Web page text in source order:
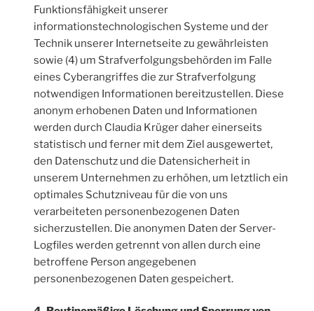
Funktionsfähigkeit unserer
informationstechnologischen Systeme und der
Technik unserer Internetseite zu gewährleisten
sowie (4) um Strafverfolgungsbehörden im Falle
eines Cyberangriffes die zur Strafverfolgung
notwendigen Informationen bereitzustellen. Diese
anonym erhobenen Daten und Informationen
werden durch Claudia Krüger daher einerseits
statistisch und ferner mit dem Ziel ausgewertet,
den Datenschutz und die Datensicherheit in
unserem Unternehmen zu erhöhen, um letztlich ein
optimales Schutzniveau für die von uns
verarbeiteten personenbezogenen Daten
sicherzustellen. Die anonymen Daten der Server-
Logfiles werden getrennt von allen durch eine
betroffene Person angegebenen
personenbezogenen Daten gespeichert.